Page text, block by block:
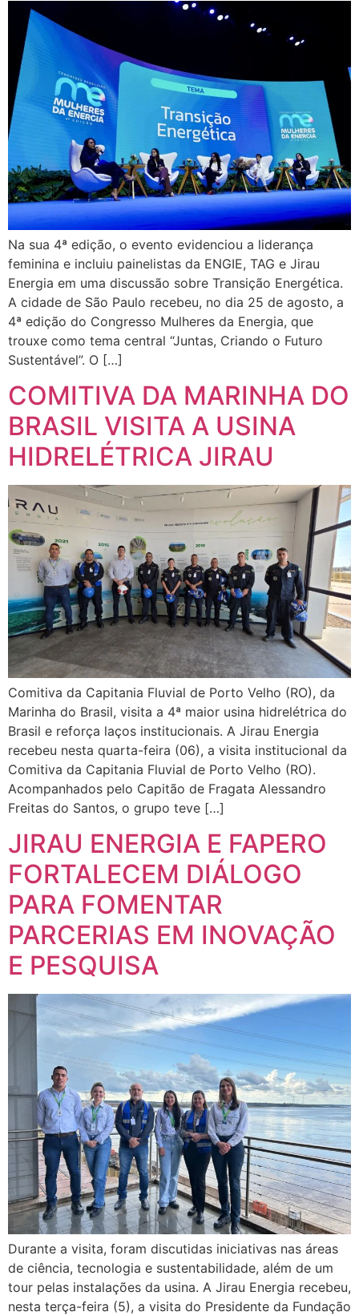
Na sua 4ª edição, o evento evidenciou a liderança
feminina e incluiu painelistas da ENGIE, TAG e Jirau
Energia em uma discussão sobre Transição Energética.
A cidade de São Paulo recebeu, no dia 25 de agosto, a
4ª edição do Congresso Mulheres da Energia, que
trouxe como tema central “Juntas, Criando o Futuro
Sustentável”. O […]
COMITIVA DA MARINHA DO
BRASIL VISITA A USINA
HIDRELÉTRICA JIRAU
Comitiva da Capitania Fluvial de Porto Velho (RO), da
Marinha do Brasil, visita a 4ª maior usina hidrelétrica do
Brasil e reforça laços institucionais. A Jirau Energia
recebeu nesta quarta-feira (06), a visita institucional da
Comitiva da Capitania Fluvial de Porto Velho (RO).
Acompanhados pelo Capitão de Fragata Alessandro
Freitas do Santos, o grupo teve […]
JIRAU ENERGIA E FAPERO
FORTALECEM DIÁLOGO
PARA FOMENTAR
PARCERIAS EM INOVAÇÃO
E PESQUISA
Durante a visita, foram discutidas iniciativas nas áreas
de ciência, tecnologia e sustentabilidade, além de um
tour pelas instalações da usina. A Jirau Energia recebeu,
nesta terça-feira (5), a visita do Presidente da Fundação